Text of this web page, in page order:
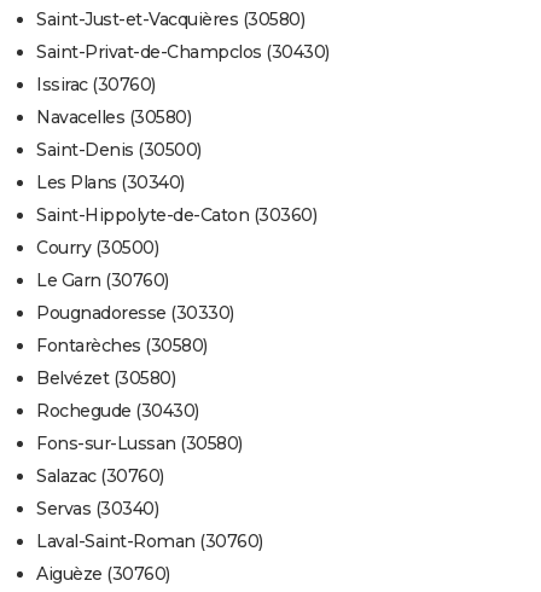
Saint-Just-et-Vacquières (30580)
Saint-Privat-de-Champclos (30430)
Issirac (30760)
Navacelles (30580)
Saint-Denis (30500)
Les Plans (30340)
Saint-Hippolyte-de-Caton (30360)
Courry (30500)
Le Garn (30760)
Pougnadoresse (30330)
Fontarèches (30580)
Belvézet (30580)
Rochegude (30430)
Fons-sur-Lussan (30580)
Salazac (30760)
Servas (30340)
Laval-Saint-Roman (30760)
Aiguèze (30760)